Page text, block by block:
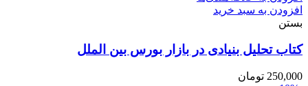
افزودن به سبد خرید
بستن
کتاب تحلیل بنیادی در بازار بورس بین الملل
250,000 تومان